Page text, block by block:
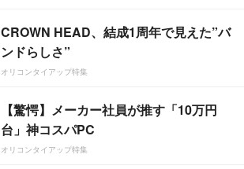
CROWN HEAD、結成1周年で見えた”バ
ンドらしさ”
オリコンタイアップ特集
【驚愕】メーカー社員が推す「10万円
台」神コスパPC
オリコンタイアップ特集